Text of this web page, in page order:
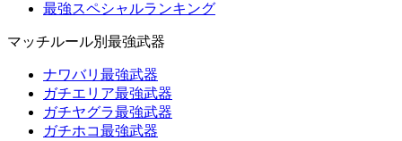
最強スペシャルランキング
マッチルール別最強武器
ナワバリ最強武器
ガチエリア最強武器
ガチヤグラ最強武器
ガチホコ最強武器